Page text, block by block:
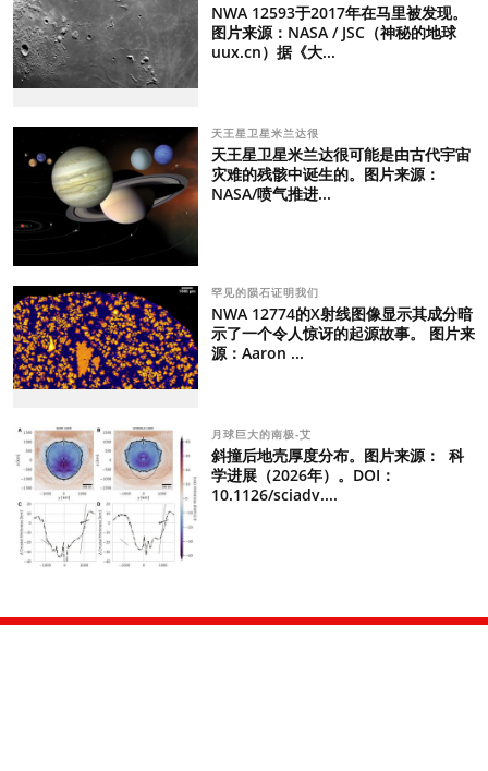
NWA 12593于2017年在马里被发现。
图片来源：NASA / JSC（神秘的地球
uux.cn）据《大...
天王星卫星米兰达很
天王星卫星米兰达很可能是由古代宇宙
灾难的残骸中诞生的。图片来源：
NASA/喷气推进...
罕见的陨石证明我们
NWA 12774的X射线图像显示其成分暗
示了一个令人惊讶的起源故事。 图片来
源：Aaron ...
月球巨大的南极-艾
斜撞后地壳厚度分布。图片来源： 科
学进展（2026年）。DOI：
10.1126/sciadv....